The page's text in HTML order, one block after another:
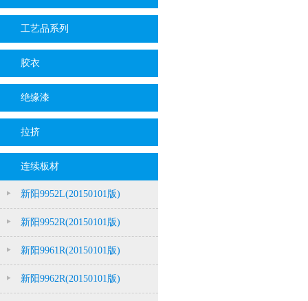
工艺品系列
胶衣
绝缘漆
拉挤
连续板材
新阳9952L(20150101版)
新阳9952R(20150101版)
新阳9961R(20150101版)
新阳9962R(20150101版)